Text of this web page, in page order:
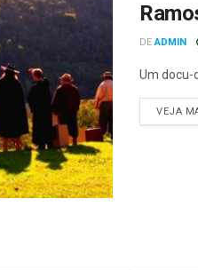
DE ADMIN
Um docu-
VEJA